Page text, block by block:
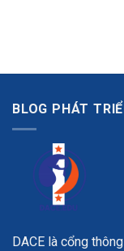
BLOG PHÁT
DACE là cổng